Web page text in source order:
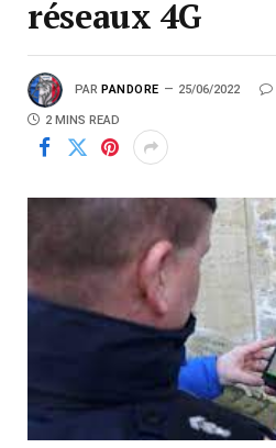
réseaux 4G
PAR PANDORE 25/06/2022
2 MINS READ